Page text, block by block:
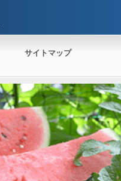
サイトマップ